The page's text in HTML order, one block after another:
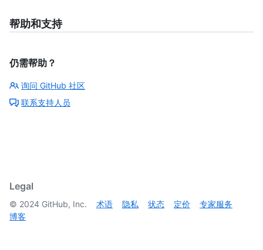
帮助和支持
仍需帮助？
询问 GitHub 社区
联系支持人员
Legal
© 2024 GitHub, Inc. 术语 隐私 状态 定价
专家服务
博客